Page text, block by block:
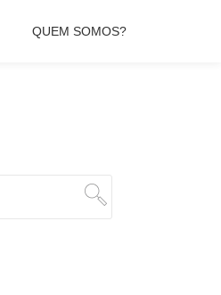
QUEM SOMOS?